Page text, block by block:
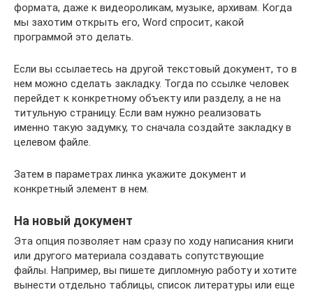
формата, даже к видеороликам, музыке, архивам. Когда
мы захотим открыть его, Word спросит, какой
программой это делать.
Если вы ссылаетесь на другой текстовый документ, то в
нем можно сделать закладку. Тогда по ссылке человек
перейдет к конкретному объекту или разделу, а не на
титульную страницу. Если вам нужно реализовать
именно такую задумку, то сначала создайте закладку в
целевом файле.
Затем в параметрах линка укажите документ и
конкретный элемент в нем.
На новый документ
Эта опция позволяет нам сразу по ходу написания книги
или другого материала создавать сопутствующие
файлы. Например, вы пишете дипломную работу и хотите
вынести отдельно таблицы, список литературы или еще